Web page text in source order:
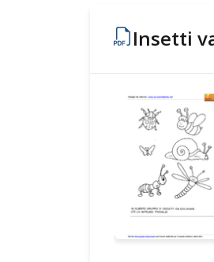
Insetti